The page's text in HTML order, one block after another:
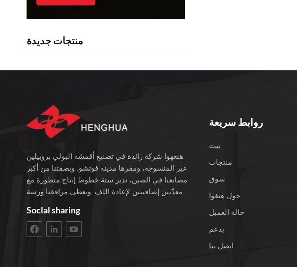
منتجات جديدة
هنغهوا شركة رائدة في تصنيع أقمشة البولي بروبيلين
غير المنسوجة، ومقرها مدينة فوتشو. وبصفتنا من أكبر
مصانعنا في الصين، ندير ستة خطوط إنتاج متطورة مع
معدّتين إضافيتين لإعادة اللف. وتغطي مرافقنا ورشة
100 مليون يوان. نحن نفخر بأكثر من 22 عامًا من
الخبرة في العمل مع الأقمشة غير المنسوجة. نختار
فقط أفضل المواد الخام من البولي بروبيلين لمنتجاتنا.
Soclal sharing
روابط سريعة
بيت
منتجات
سوق
حول هنغوا
حالة العميل
يدعم
اتصل بنا